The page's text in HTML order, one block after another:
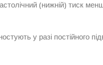
(нижній) тиск
у разі постійного